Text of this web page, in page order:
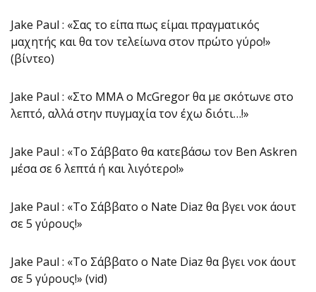
Jake Paul : «Σας το είπα πως είμαι πραγματικός
μαχητής και θα τον τελείωνα στον πρώτο γύρο!»
(βίντεο)
Jake Paul : «Στο ΜΜΑ ο McGregor θα με σκότωνε στο
λεπτό, αλλά στην πυγμαχία τον έχω διότι…!»
Jake Paul : «Το Σάββατο θα κατεβάσω τον Ben Askren
μέσα σε 6 λεπτά ή και λιγότερο!»
Jake Paul : «Το Σάββατο ο Nate Diaz θα βγει νοκ άουτ
σε 5 γύρους!»
Jake Paul : «Το Σάββατο ο Nate Diaz θα βγει νοκ άουτ
σε 5 γύρους!» (vid)